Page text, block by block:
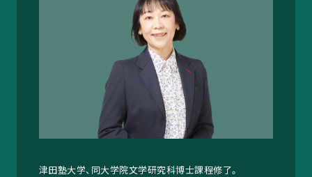
津田塾大学、同大学院文学研究科博士課程修了。